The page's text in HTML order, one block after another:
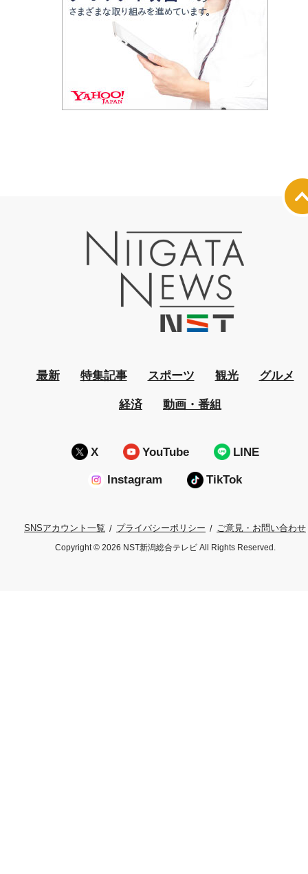
最新 特集記事 スポーツ 観光 グルメ
経済 動画・番組
X YouTube LINE
Instagram TikTok
SNSアカウント一覧 プライバシーポリシー ご意見・お問い合わせ
Copyright © 2026 NST新潟総合テレビ All Rights Reserved.